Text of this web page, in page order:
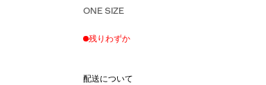
ONE SIZE
残りわずか
配送について